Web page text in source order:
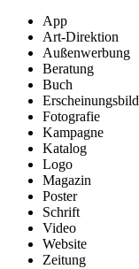
App
Art-Direktion
Außenwerbung
Beratung
Buch
Erscheinungsbild
Fotografie
Kampagne
Katalog
Logo
Magazin
Poster
Schrift
Video
Website
Zeitung